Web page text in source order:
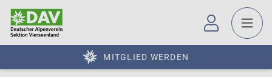
MITGLIED WERDEN